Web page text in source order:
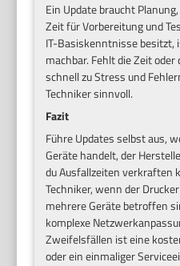
Ein Update braucht
Zeit für Vorbereitung und
IT-Basiskenntnisse besitzt,
machbar. Fehlt die Zeit
schnell zu Stress und
Techniker sinnvoll.
Fazit
Führe Updates selbst aus,
Geräte handelt, der
du Ausfallzeiten verkraften
Techniker, wenn der
mehrere Geräte betroffen
komplexe
Zweifelsfällen ist eine
oder ein einmaliger